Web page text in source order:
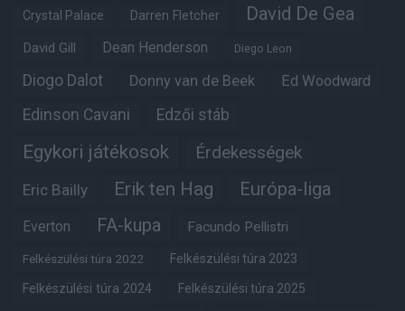
Crystal Palace Darren Fletcher David De Gea
David Gill Dean Henderson Diego Leon
Diogo Dalot Donny van de Beek Ed Woodward
Edinson Cavani Edzői stáb
Egykori játékosok Érdekességek
Eric Bailly Erik ten Hag Európa-liga
Everton FA-kupa Facundo Pellistri
Felkészülési túra 2022 Felkészülési túra 2023
Felkészülési túra 2024 Felkészülési túra 2025